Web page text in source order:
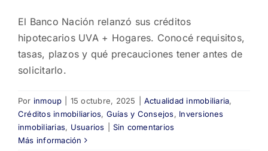
El Banco Nación relanzó sus créditos
hipotecarios UVA + Hogares. Conocé requisitos,
tasas, plazos y qué precauciones tener antes de
solicitarlo.
Por inmoup 15 octubre, 2025 Actualidad inmobiliaria,
Créditos inmobiliarios, Guías y Consejos, Inversiones
inmobiliarias, Usuarios
Sin comentarios
Más información